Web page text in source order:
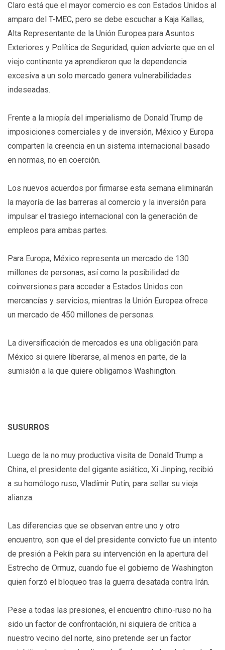
Claro está que el mayor comercio es con Estados Unidos al
amparo del T-MEC, pero se debe escuchar a Kaja Kallas,
Alta Representante de la Unión Europea para Asuntos
Exteriores y Política de Seguridad, quien advierte que en el
viejo continente ya aprendieron que la dependencia
excesiva a un solo mercado genera vulnerabilidades
indeseadas.
Frente a la miopía del imperialismo de Donald Trump de
imposiciones comerciales y de inversión, México y Europa
comparten la creencia en un sistema internacional basado
en normas, no en coerción.
Los nuevos acuerdos por firmarse esta semana eliminarán
la mayoría de las barreras al comercio y la inversión para
impulsar el trasiego internacional con la generación de
empleos para ambas partes.
Para Europa, México representa un mercado de 130
millones de personas, así como la posibilidad de
coinversiones para acceder a Estados Unidos con
mercancías y servicios, mientras la Unión Europea ofrece
un mercado de 450 millones de personas.
La diversificación de mercados es una obligación para
México si quiere liberarse, al menos en parte, de la
sumisión a la que quiere obligarnos Washington.
SUSURROS
Luego de la no muy productiva visita de Donald Trump a
China, el presidente del gigante asiático, Xi Jinping, recibió
a su homólogo ruso, Vladímir Putin, para sellar su vieja
alianza.
Las diferencias que se observan entre uno y otro
encuentro, son que el del presidente convicto fue un intento
de presión a Pekín para su intervención en la apertura del
Estrecho de Ormuz, cuando fue el gobierno de Washington
quien forzó el bloqueo tras la guerra desatada contra Irán.
Pese a todas las presiones, el encuentro chino-ruso no ha
sido un factor de confrontación, ni siquiera de crítica a
nuestro vecino del norte, sino pretende ser un factor